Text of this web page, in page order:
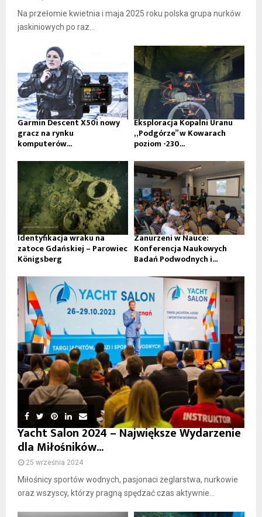
Na przełomie kwietnia i maja 2025 roku polska grupa nurków
jaskiniowych po raz...
Garmin Descent X50i nowy
gracz na rynku
komputerów...
Eksploracja Kopalni Uranu
„Podgórze” w Kowarach
poziom -230...
Identyfikacja wraku na
zatoce Gdańskiej – Parowiec
Königsberg
Zanurzeni w Nauce:
Konferencja Naukowych
Badań Podwodnych i...
Yacht Salon 2024 – Największe Wydarzenie
dla Miłośników...
25 września 2024
Miłośnicy sportów wodnych, pasjonaci żeglarstwa, nurkowie
oraz wszyscy, którzy pragną spędzać czas aktywnie...